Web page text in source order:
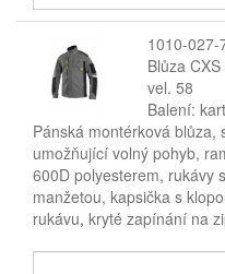
1010-027-
Blůza
vel. 58
Balení:
Pánská montérková blůza,
umožňující volný pohyb,
600D polyesterem, rukávy
manžetou, kapsička s
rukávu, kryté zapínání na